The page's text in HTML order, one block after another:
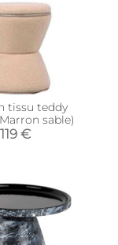
tissu teddy
sable)
119 €